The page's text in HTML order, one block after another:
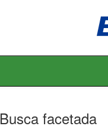
Busca facetada